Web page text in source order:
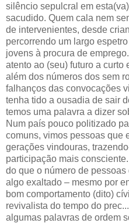
silêncio sepulcral em
sacudido. Quem cala nem
de intervenientes, desde
percorrendo um largo
jovens à procura de
atento ao (seu) futuro a curto
além dos números dos sem
falhanços das convocações
tenha tido a ousadia de sair
temos uma palavra a dizer
Num país pouco politizado
comuns, vimos pessoas que
gerações vindouras,
participação mais
do que o número de
algo exaltado – mesmo por
bom comportamento (dito)
revivalista do tempo do
algumas palavras de ordem